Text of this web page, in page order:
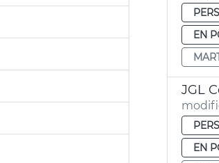
EN
JGL
EN